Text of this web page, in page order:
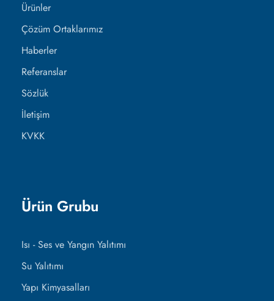
Ürünler
Çözüm Ortaklarımız
Haberler
Referanslar
Sözlük
İletişim
KVKK
Ürün Grubu
Isı - Ses ve Yangın Yalıtımı
Su Yalıtımı
Yapı Kimyasalları